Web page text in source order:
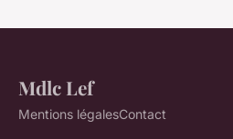
Mdlc Lef
Mentions légalesContact